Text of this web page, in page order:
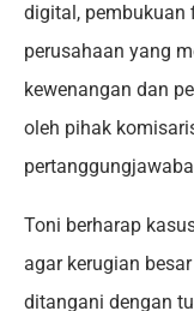
digital, pembukuan
perusahaan yang
kewenangan dan
oleh pihak
Toni berharap
agar kerugian
ditangani dengan